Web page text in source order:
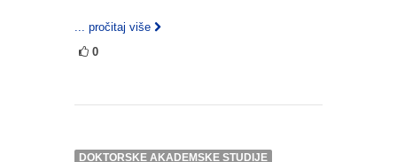
... pročitaj više
0
DOKTORSKE AKADEMSKE STUDIJE